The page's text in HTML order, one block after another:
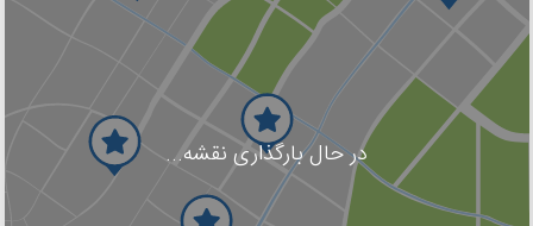
در حال بارگذاری نقشه...